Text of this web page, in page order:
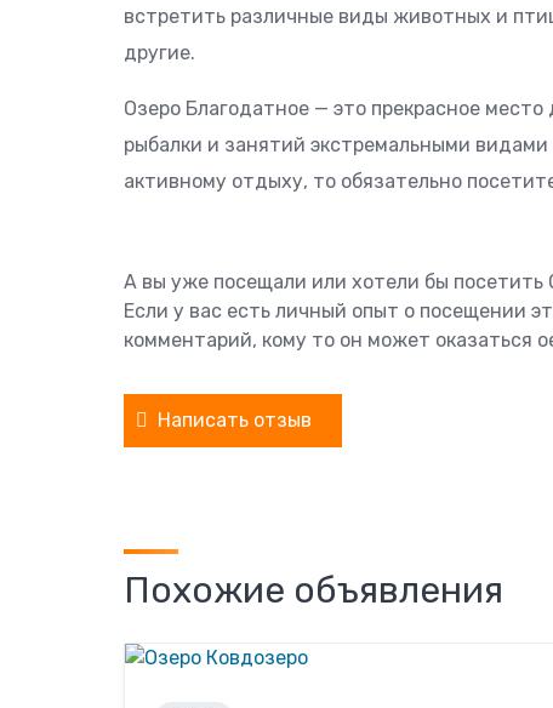
встретить различные виды животных и
другие.
Озеро Благодатное — это прекрасное
рыбалки и занятий экстремальными
активному отдыху, то обязательно
А вы уже посещали или хотели бы посетить
Если у вас есть личный опыт о посещении
комментарий, кому то он может оказаться
Написать отзыв
Похожие объявления